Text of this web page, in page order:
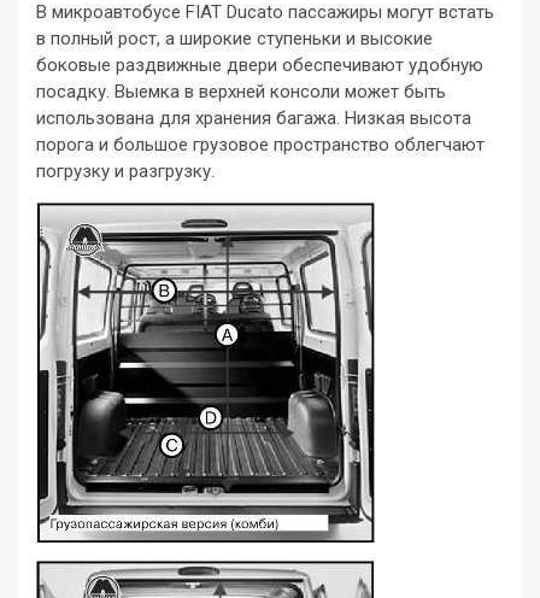
В микроавтобусе FIAT Ducato пассажиры могут встать
в полный рост, а широкие ступеньки и высокие
боковые раздвижные двери обеспечивают удобную
посадку. Выемка в верхней консоли может быть
использована для хранения багажа. Низкая высота
порога и большое грузовое пространство облегчают
погрузку и разгрузку.